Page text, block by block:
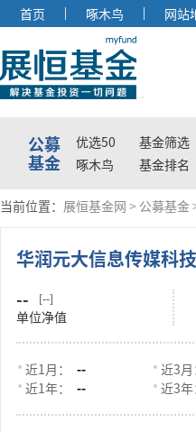
首页 啄木鸟 网站
公募
基金
优选50 基金筛选
啄木鸟
基金排名
当前位置： 展恒基金网 > 公募基金
华润元大信息传媒科技
-- [--]
单位净值
近1月：
--
近1年：
--
近3月
近3年